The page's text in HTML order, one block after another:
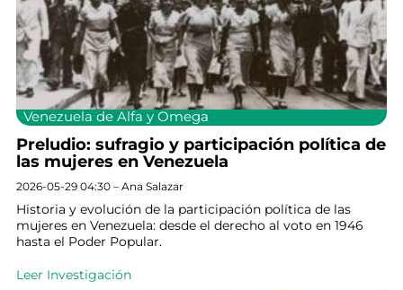
Venezuela de Alfa y Omega
Preludio: sufragio y participación política de
las mujeres en Venezuela
2026-05-29 04:30 – Ana Salazar
Historia y evolución de la participación política de las
mujeres en Venezuela: desde el derecho al voto en 1946
hasta el Poder Popular.
Leer Investigación